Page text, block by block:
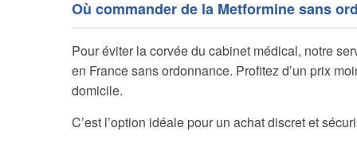
Où commander de la Metformine sans
Pour éviter la corvée du cabinet médical, notre
en France sans ordonnance. Profitez d’un prix
domicile.
C’est l’option idéale pour un achat discret et